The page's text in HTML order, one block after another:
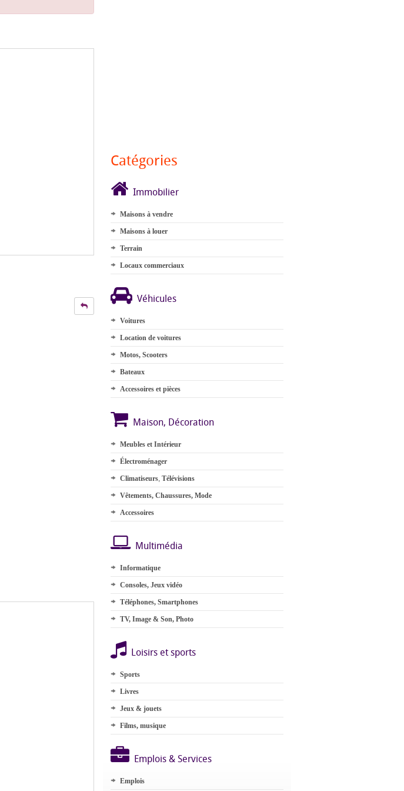
Catégories
Immobilier
Maisons à vendre
Maisons à louer
Terrain
Locaux commerciaux
Véhicules
Voitures
Location de voitures
Motos, Scooters
Bateaux
Accessoires et pièces
Maison, Décoration
Meubles et Intérieur
Électroménager
Climatiseurs, Télévisions
Vêtements, Chaussures, Mode
Accessoires
Multimédia
Informatique
Consoles, Jeux vidéo
Téléphones, Smartphones
TV, Image & Son, Photo
Loisirs et sports
Sports
Livres
Jeux & jouets
Films, musique
Emplois & Services
Emplois